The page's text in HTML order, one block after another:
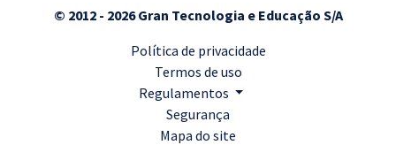
© 2012 - 2026 Gran Tecnologia e Educação S/A
Política de privacidade
Termos de uso
Regulamentos
Segurança
Mapa do site